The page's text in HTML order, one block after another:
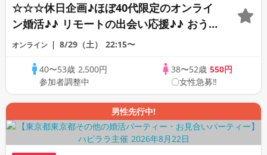
☆☆☆休日企画♪ほぼ40代限定のオンライ
ン婚活♪♪ リモートの出会い応援♪♪ おう
ちで乾杯しませんか♪♪ ☆全国の方が対象
PARTY!!
オンライン 8/29（土） 22:15〜
40〜53歳 2,500円
参加者調整中
38〜52歳 550円
〇女性急募‼
男性先行中!